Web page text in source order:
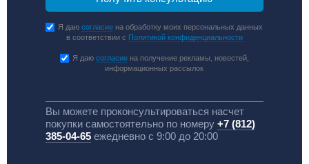
Я даюсогласие на обработку моих персональных данных
в соответствии с Политикой конфиденциальности
Я даю согласиена получение рекламы, новостей,
информационных рассылок
Вы можете проконсультироваться насчет
покупки самостоятельно по номеру +7 (812)
385-04-65ежедневно с 9:00 до 20:00